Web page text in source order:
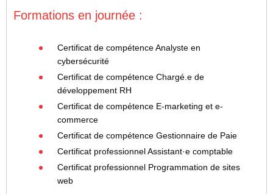
Formations en journée :
Certificat de compétence Analyste en
cybersécurité
Certificat de compétence Chargé.e de
développement RH
Certificat de compétence E-marketing et e-
commerce
Certificat de compétence Gestionnaire de Paie
Certificat professionnel Assistant·e comptable
Certificat professionnel Programmation de sites
web